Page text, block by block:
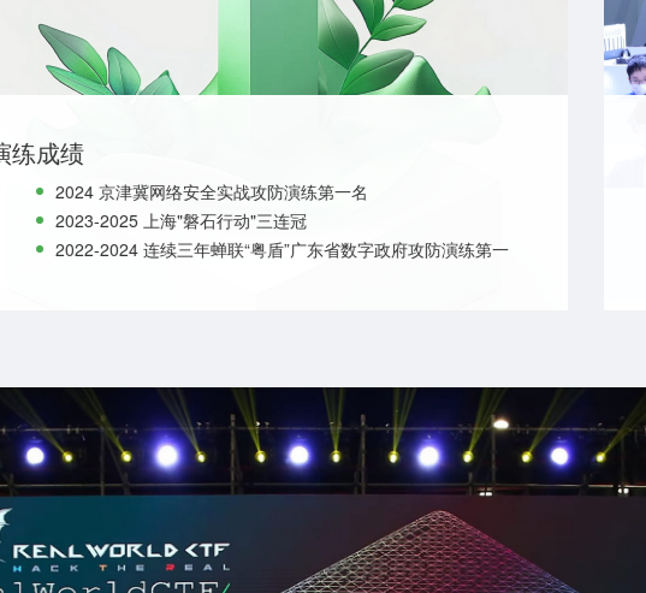
练成绩
2024 京津冀网络安全实战攻防演练第一名
2023-2025 上海"磐石行动"三连冠
2022-2024 连续三年蝉联“粤盾”广东省数字政府攻防演练第一